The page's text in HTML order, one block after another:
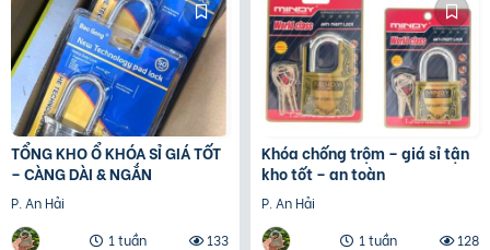
TỔNG KHO Ổ KHÓA SỈ GIÁ TỐT
– CÀNG DÀI & NGẮN
P. An Hải
1 tuần
133
Khóa chống trộm – giá sỉ tận
kho tốt – an toàn
P. An Hải
1 tuần
128